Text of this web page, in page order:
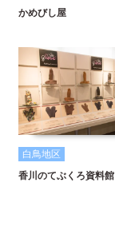
かめびし屋
白鳥地区
香川のてぶくろ資料館